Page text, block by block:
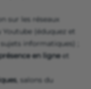
sur les réseaux
(éduquez et
informatiques) ;
en ligneet
, salons du